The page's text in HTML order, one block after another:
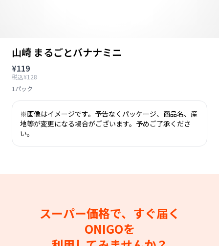
山崎 まるごとバナナミニ
¥119
税込¥128
1パック
※画像はイメージです。予告なくパッケージ、商品名、産
地等が変更になる場合がございます。予めご了承くださ
い。
スーパー価格で、すぐ届く
ONIGOを